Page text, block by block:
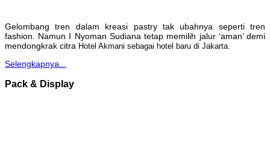
Gelombang tren dalam kreasi pastry tak ubahnya seperti tren
fashion. Namun I Nyoman Sudiana tetap memilih jalur ‘aman’ demi
mendongkrak citra Hotel Akmani sebagai hotel baru di Jakarta.
Selengkapnya...
Pack & Display